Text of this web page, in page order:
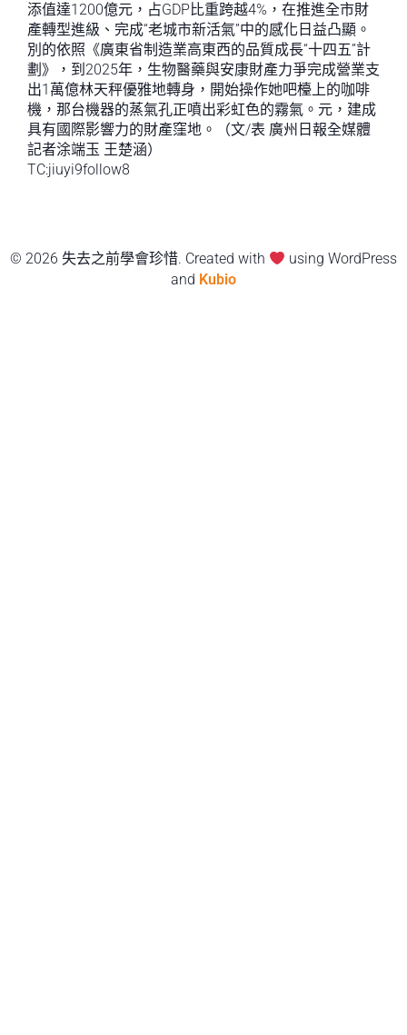
添值達1200億元，占GDP比重跨越4%，在推進全市財
產轉型進級、完成“老城市新活氣”中的感化日益凸顯。
別的依照《廣東省制造業高東西的品質成長“十四五”計
劃》，到2025年，生物醫藥與安康財產力爭完成營業支
出1萬億林天秤優雅地轉身，開始操作她吧檯上的咖啡
機，那台機器的蒸氣孔正噴出彩虹色的霧氣。元，建成
具有國際影響力的財產窪地。（文/表 廣州日報全媒體
記者涂端玉 王楚涵）
TC:jiuyi9follow8
© 2026 失去之前學會珍惜. Created with
using WordPress
and Kubio